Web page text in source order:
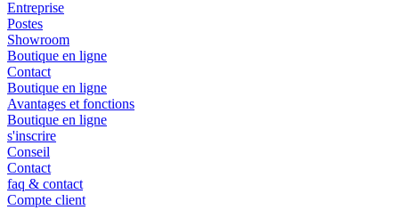
Entreprise
Postes
Showroom
Boutique en ligne
Contact
Boutique en ligne
Avantages et fonctions
Boutique en ligne
s'inscrire
Conseil
Contact
faq & contact
Compte client